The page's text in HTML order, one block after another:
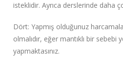
isteklidir. Ayrıca derslerinde daha
Dört: Yapmış olduğunuz
olmalıdır, eğer mantıklı bir sebebi
yapmaktasınız.